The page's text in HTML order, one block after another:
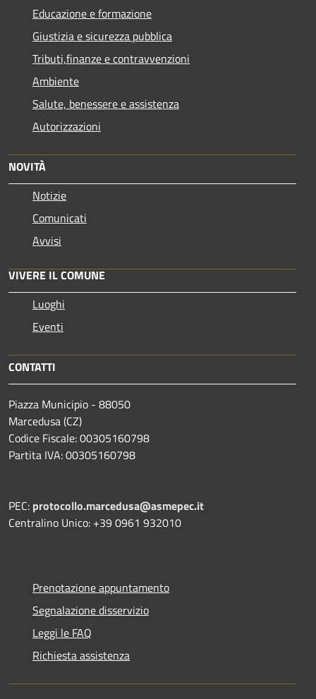
Educazione e formazione
Giustizia e sicurezza pubblica
Tributi,finanze e contravvenzioni
Ambiente
Salute, benessere e assistenza
Autorizzazioni
NOVITÀ
Notizie
Comunicati
Avvisi
VIVERE IL COMUNE
Luoghi
Eventi
CONTATTI
Piazza Municipio - 88050
Marcedusa (CZ)
Codice Fiscale: 00305160798
Partita IVA: 00305160798
PEC: protocollo.marcedusa@asmepec.it
Centralino Unico: +39 0961 932010
Prenotazione appuntamento
Segnalazione disservizio
Leggi le FAQ
Richiesta assistenza